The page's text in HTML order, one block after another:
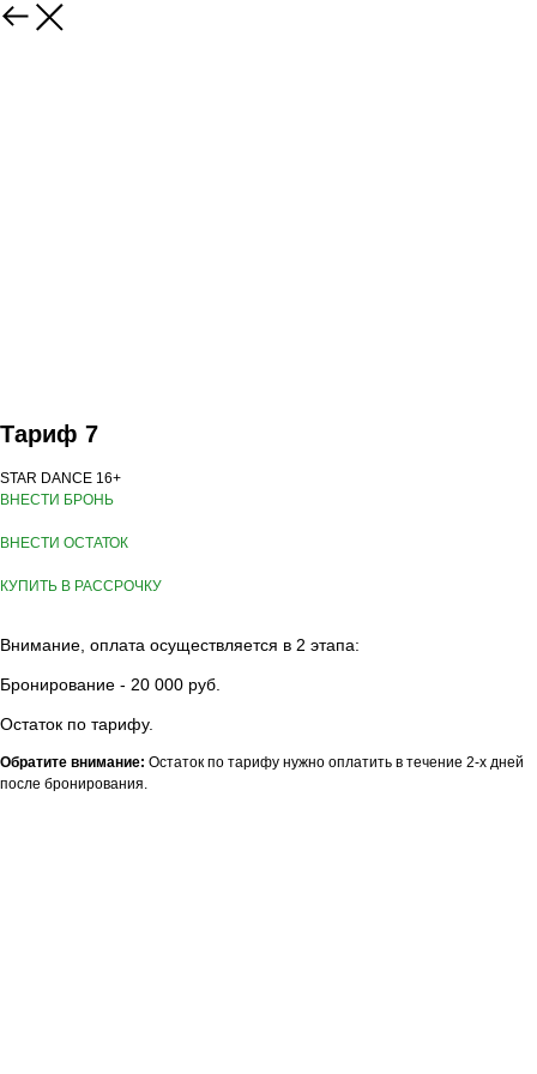
Тариф 7
STAR DANCE 16+
ВНЕСТИ БРОНЬ
ВНЕСТИ ОСТАТОК
КУПИТЬ В РАССРОЧКУ
Внимание, оплата осуществляется в 2 этапа:
Бронирование - 20 000 руб.
Остаток по тарифу.
Обратите внимание: Остаток по тарифу нужно оплатить в течение 2-х дней
после бронирования.